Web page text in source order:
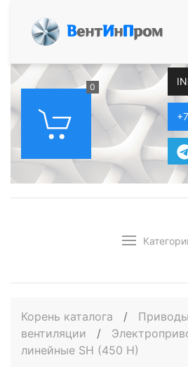
ВентИнПром
0
Корень каталога /
вентиляции
/
линейные SH (450 H)